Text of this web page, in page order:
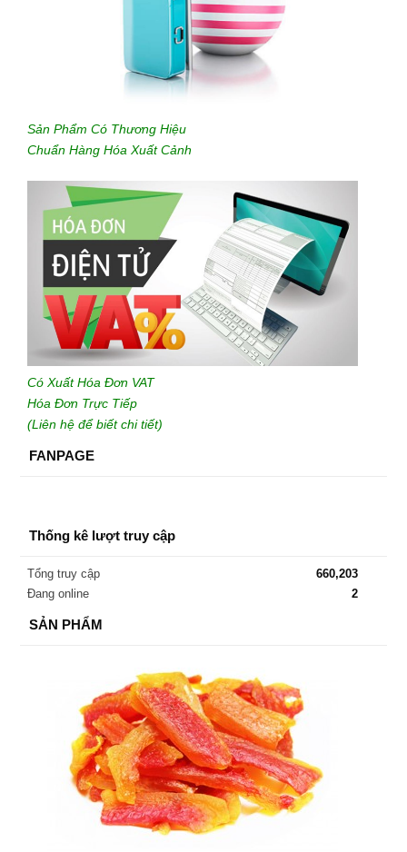
Sản Phẩm Có Thương Hiệu
Chuẩn Hàng Hóa Xuất Cảnh
Có Xuất Hóa Đơn VAT
Hóa Đơn Trực Tiếp
(Liên hệ để biết chi tiết)
FANPAGE
Thống kê lượt truy cập
Tổng truy cập
660,203
Đang online
2
SẢN PHẨM